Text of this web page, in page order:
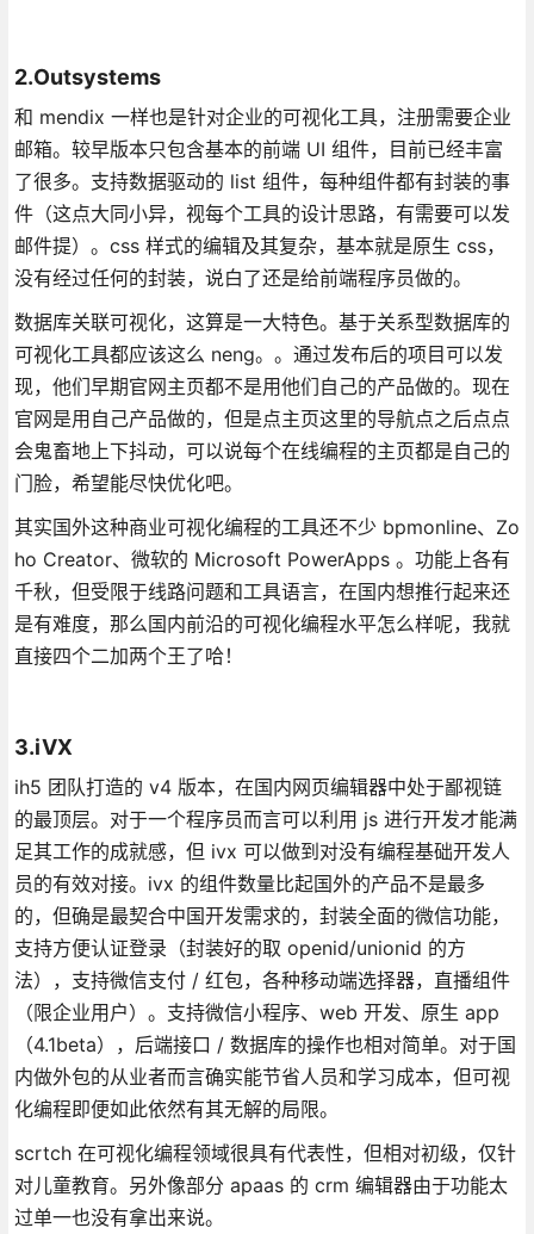
2.Outsystems
和 mendix 一样也是针对企业的可视化工具，注册需要企业
邮箱。较早版本只包含基本的前端 UI 组件，目前已经丰富
了很多。支持数据驱动的 list 组件，每种组件都有封装的事
件（这点大同小异，视每个工具的设计思路，有需要可以发
邮件提）。css 样式的编辑及其复杂，基本就是原生 css，
没有经过任何的封装，说白了还是给前端程序员做的。
数据库关联可视化，这算是一大特色。基于关系型数据库的
可视化工具都应该这么 neng。。通过发布后的项目可以发
现，他们早期官网主页都不是用他们自己的产品做的。现在
官网是用自己产品做的，但是点主页这里的导航点之后点点
会鬼畜地上下抖动，可以说每个在线编程的主页都是自己的
门脸，希望能尽快优化吧。
其实国外这种商业可视化编程的工具还不少 bpmonline、Zo
ho Creator、微软的 Microsoft PowerApps 。功能上各有
千秋，但受限于线路问题和工具语言，在国内想推行起来还
是有难度，那么国内前沿的可视化编程水平怎么样呢，我就
直接四个二加两个王了哈！
3.iVX
ih5 团队打造的 v4 版本，在国内网页编辑器中处于鄙视链
的最顶层。对于一个程序员而言可以利用 js 进行开发才能满
足其工作的成就感，但 ivx 可以做到对没有编程基础开发人
员的有效对接。ivx 的组件数量比起国外的产品不是最多
的，但确是最契合中国开发需求的，封装全面的微信功能，
支持方便认证登录（封装好的取 openid/unionid 的方
法），支持微信支付 / 红包，各种移动端选择器，直播组件
（限企业用户）。支持微信小程序、web 开发、原生 app
（4.1beta），后端接口 / 数据库的操作也相对简单。对于国
内做外包的从业者而言确实能节省人员和学习成本，但可视
化编程即便如此依然有其无解的局限。
scrtch 在可视化编程领域很具有代表性，但相对初级，仅针
对儿童教育。另外像部分 apaas 的 crm 编辑器由于功能太
过单一也没有拿出来说。